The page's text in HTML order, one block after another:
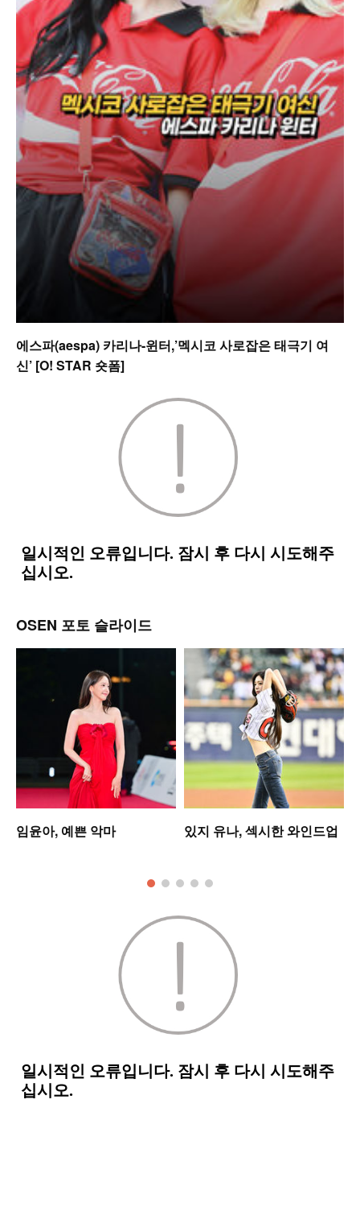
에스파(aespa) 카리나-윈터,’멕시코 사로잡은 태극기 여
신’ [O! STAR 숏폼]
OSEN 포토 슬라이드
임윤아, 예쁜 악마 있지 유나, 섹시한 와인드업